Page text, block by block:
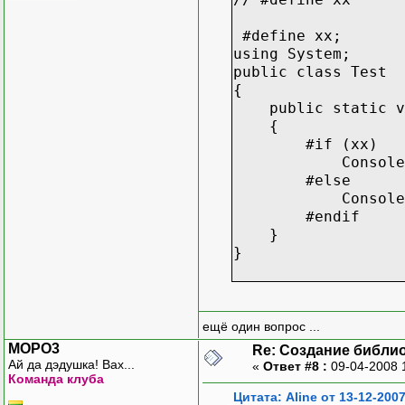
const
//номер функции
//номер функции
//номер функции
//номер функции
// адреса в
//номер функции
//номер функции
#define xx;
using System;
public class Test
{
public static
{
#if (xx)
#else
#endif
}
}
ещё один вопрос ...
MOPO3
Ай да дэдушка! Вах...
Команда клуба
Re: Создание
« Ответ #8 : 09-04-2008
Цитата: Aline от 13-12-